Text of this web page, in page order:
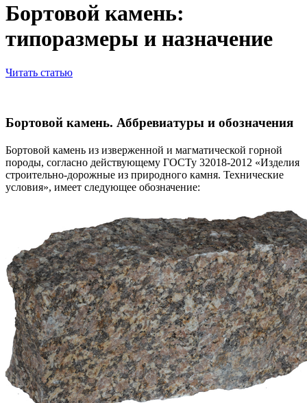
Бортовой камень:
типоразмеры и назначение
Читать статью
Бортовой камень. Аббревиатуры и обозначения
Бортовой камень из изверженной и магматической горной
породы, согласно действующему ГОСТу 32018-2012 «Изделия
строительно-дорожные из природного камня. Технические
условия», имеет следующее обозначение: